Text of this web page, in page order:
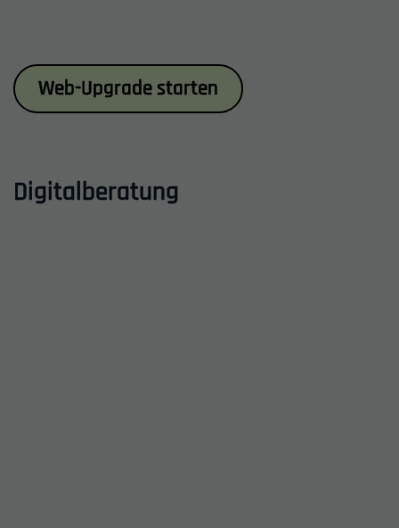
Inhalt
Web-Upgrade starten
Einleitung
Digitalberatung